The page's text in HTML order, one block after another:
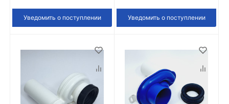
Уведомить о поступлении Уведомить о поступлении